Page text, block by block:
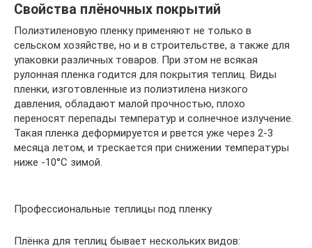
Свойства плёночных покрытий
Полиэтиленовую пленку применяют не только в
сельском хозяйстве, но и в строительстве, а также для
упаковки различных товаров. При этом не всякая
рулонная пленка годится для покрытия теплиц. Виды
пленки, изготовленные из полиэтилена низкого
давления, обладают малой прочностью, плохо
переносят перепады температур и солнечное излучение.
Такая пленка деформируется и рвется уже через 2-3
месяца летом, и трескается при снижении температуры
ниже -10°С зимой.
Профессиональные теплицы под пленку
Плёнка для теплиц бывает нескольких видов: